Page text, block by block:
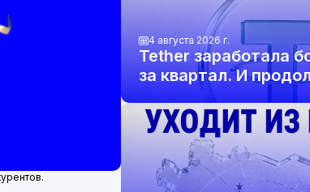
4 августа 2026 г.
Tether заработала
за квартал. И
золото и биткоин.